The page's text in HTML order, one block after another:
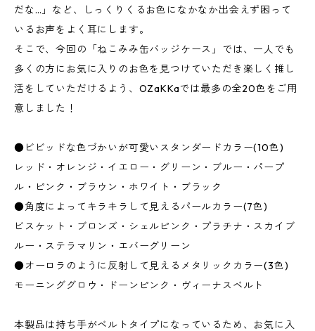
だな…」など、しっくりくるお色になかなか出会えず困って
いるお声をよく耳にします。
そこで、今回の「ねこみみ缶バッジケース」では、一人でも
多くの方にお気に入りのお色を見つけていただき楽しく推し
活をしていただけるよう、OZaKKaでは最多の全20色をご用
意しました！
●ビビッドな色づかいが可愛いスタンダードカラー(10色)
レッド・オレンジ・イエロー・グリーン・ブルー・パープ
ル・ピンク・ブラウン・ホワイト・ブラック
●角度によってキラキラして見えるパールカラー(7色)
ビスケット・ブロンズ・シェルピンク・プラチナ・スカイブ
ルー・ステラマリン・エバーグリーン
●オーロラのように反射して見えるメタリックカラー(3色)
モーニンググロウ・ドーンピンク・ヴィーナスベルト
本製品は持ち手がベルトタイプになっているため、お気に入